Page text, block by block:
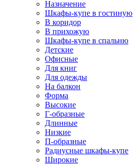
Назначение
Шкафы-купе в гостиную
В коридор
В прихожую
Шкафы-купе в спальню
Детские
Офисные
Для книг
Для одежды
На балкон
Форма
Высокие
Г-образные
Длинные
Низкие
П-образные
Радиусные шкафы-купе
Широкие